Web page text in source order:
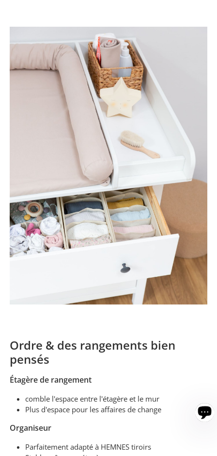
Ordre & des rangements bien
pensés
Étagère de rangement
comble l'espace entre l'étagère et le mur
Plus d'espace pour les affaires de change
Organiseur
Parfaitement adapté à HEMNES tiroirs